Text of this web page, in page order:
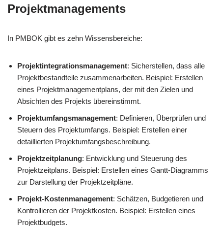
Projektmanagements
In PMBOK gibt es zehn Wissensbereiche:
Projektintegrationsmanagement: Sicherstellen, dass alle
Projektbestandteile zusammenarbeiten. Beispiel: Erstellen
eines Projektmanagementplans, der mit den Zielen und
Absichten des Projekts übereinstimmt.
Projektumfangsmanagement: Definieren, Überprüfen und
Steuern des Projektumfangs. Beispiel: Erstellen einer
detaillierten Projektumfangsbeschreibung.
Projektzeitplanung: Entwicklung und Steuerung des
Projektzeitplans. Beispiel: Erstellen eines Gantt-Diagramms
zur Darstellung der Projektzeitpläne.
Projekt-Kostenmanagement: Schätzen, Budgetieren und
Kontrollieren der Projektkosten. Beispiel: Erstellen eines
Projektbudgets.